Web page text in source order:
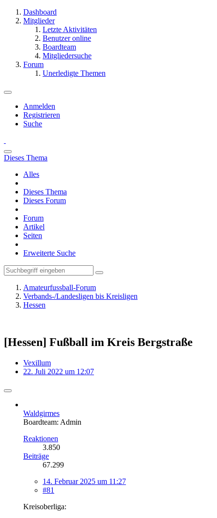
Dashboard
Mitglieder
Letzte Aktivitäten
Benutzer online
Boardteam
Mitgliedersuche
Forum
Unerledigte Themen
Anmelden
Registrieren
Suche
Dieses Thema
Alles
Dieses Thema
Dieses Forum
Forum
Artikel
Seiten
Erweiterte Suche
Amateurfussball-Forum
Verbands-/Landesligen bis Kreisligen
Hessen
[Hessen] Fußball im Kreis Bergstraße
Vexillum
22. Juli 2022 um 12:07
Waldgirmes
Boardteam: Admin
Reaktionen
3.850
Beiträge
67.299
14. Februar 2025 um 11:27
#81
Kreisoberliga: